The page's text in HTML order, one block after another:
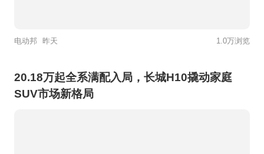
电动邦 昨天 1.0万浏览
20.18万起全系满配入局，长城H10撬动家庭
SUV市场新格局